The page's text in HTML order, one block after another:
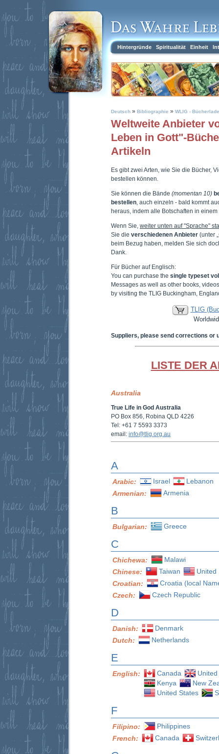
Hintergründe Spiritualität Einheit
Deutsch » Bibliographie » WLIG -
Weltweite Anbieter
Leben in Gott"-
Artikeln
Es gibt zwei Arten, wie Sie die Bücher,
bestellen können.
Sie können die Bände (momentan 10)
bestellen , auch einzeln - bald kommt
heraus, indem alle Botschaften in
Wenn Sie, weiter unten auf "Sprache"
Sie die verschiedenen Anbieter (unter
beim Bezug haben, melden Sie sich
Dank.
Für Bücher auf Englisch:
You can purchase the single typeset
Messages as well as other books,
by visiting the TLIG Buckingham,
TLIG
Suppliers, please send corrections or
LISTE DER
Australia
True Life in God Australia
PO Box 856, Robina QLD 4226
Tel: +61 7 5593 3373
email: info@tlig.org.au
A
Arabic: Israel
Lebanon
Armenian:
Armenia
B
Bulgarian: Greece
C
Chichewa:
Malawi
Chinese:
Taiwan
United
Croatian:
Croatia (local
Czech:
Czech Republic
D
Danish:
Denmark
Dutch:
Netherlands
E
English: Canada
Kenya
New
United States
F
Filipino:
Philippines
French:
Canada